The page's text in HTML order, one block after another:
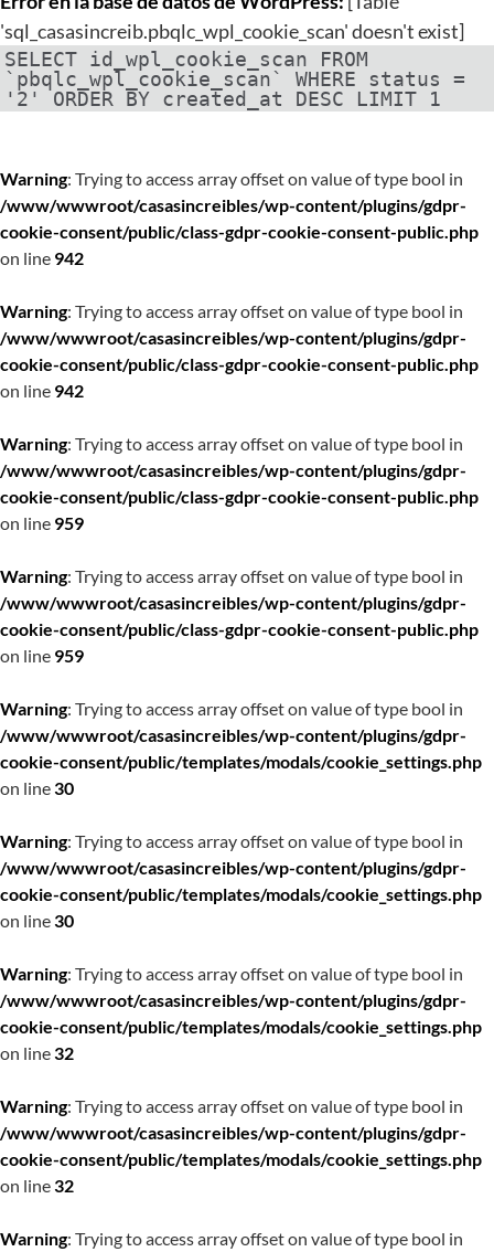
'sql_casasincreib.pbqlc_wpl_cookie_scan' doesn't exist]
SELECT id_wpl_cookie_scan FROM
`pbqlc_wpl_cookie_scan` WHERE status =
'2' ORDER BY created_at DESC LIMIT 1
Warning: Trying to access array offset on value of type bool in
/www/wwwroot/casasincreibles/wp-content/plugins/gdpr-
cookie-consent/public/class-gdpr-cookie-consent-public.php
on line 942
Warning: Trying to access array offset on value of type bool in
/www/wwwroot/casasincreibles/wp-content/plugins/gdpr-
cookie-consent/public/class-gdpr-cookie-consent-public.php
on line 942
Warning: Trying to access array offset on value of type bool in
/www/wwwroot/casasincreibles/wp-content/plugins/gdpr-
cookie-consent/public/class-gdpr-cookie-consent-public.php
on line 959
Warning: Trying to access array offset on value of type bool in
/www/wwwroot/casasincreibles/wp-content/plugins/gdpr-
cookie-consent/public/class-gdpr-cookie-consent-public.php
on line 959
Warning: Trying to access array offset on value of type bool in
/www/wwwroot/casasincreibles/wp-content/plugins/gdpr-
cookie-consent/public/templates/modals/cookie_settings.php
on line30
Warning: Trying to access array offset on value of type bool in
/www/wwwroot/casasincreibles/wp-content/plugins/gdpr-
cookie-consent/public/templates/modals/cookie_settings.php
on line30
Warning: Trying to access array offset on value of type bool in
/www/wwwroot/casasincreibles/wp-content/plugins/gdpr-
cookie-consent/public/templates/modals/cookie_settings.php
on line32
Warning: Trying to access array offset on value of type bool in
/www/wwwroot/casasincreibles/wp-content/plugins/gdpr-
cookie-consent/public/templates/modals/cookie_settings.php
on line32
Warning: Trying to access array offset on value of type bool in